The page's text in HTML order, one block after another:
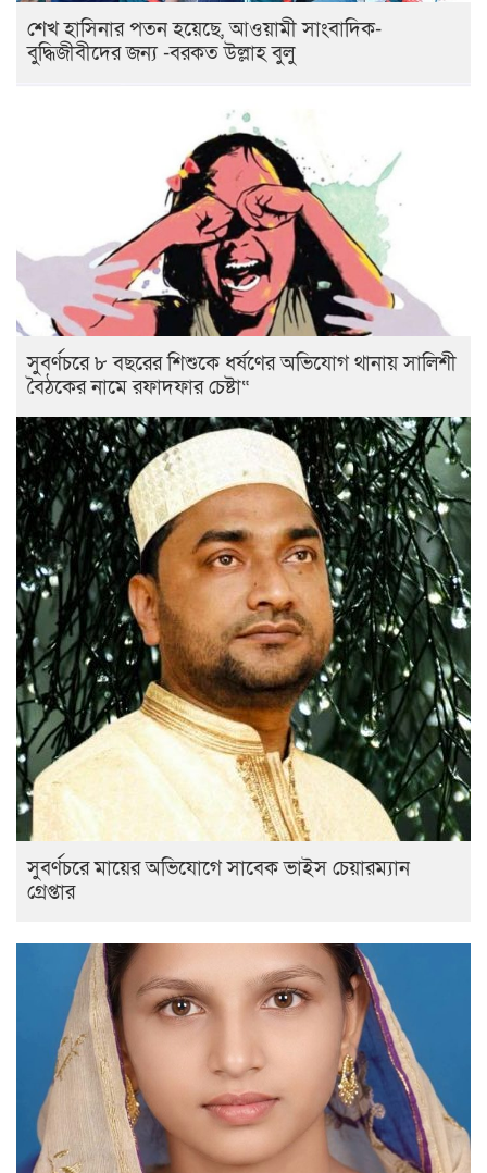
শেখ হাসিনার পতন হয়েছে, আওয়ামী সাংবাদিক-
বুদ্ধিজীবীদের জন্য -বরকত উল্লাহ বুলু
সুবর্ণচরে ৮ বছরের শিশুকে ধর্ষণের অভিযোগ থানায় সালিশী
বৈঠকের নামে রফাদফার চেষ্টা“
সুবর্ণচরে মায়ের অভিযোগে সাবেক ভাইস চেয়ারম্যান
গ্রেপ্তার